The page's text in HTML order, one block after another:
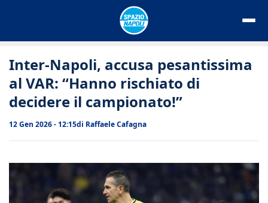
Inter-Napoli, accusa pesantissima
al VAR: “Hanno rischiato di
decidere il campionato!”
12 Gen 2026 - 12:15di Raffaele Cafagna